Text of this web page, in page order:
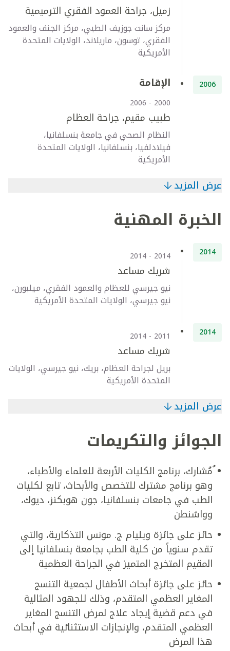
زميل، جراحة العمود الفقري الترميمية
مركز سانت جوزيف الطبي، مركز الجنف والعمود
الفقري، توسون، ماريلاند، الولايات المتحدة
الأمريكية
2006 الإقامة
2000 - 2006
طبيب مقيم، جراحة العظام
النظام الصحي في جامعة بنسلفانيا،
فيلادلفيا، بنسلفانيا، الولايات المتحدة
الأمريكية
عرض المزيد
الخبرة المهنية
2014
2014 - 2014
شريك مساعد
نيو جيرسي للعظام والعمود الفقري، ميلبورن،
نيو جيرسي، الولايات المتحدة الأمريكية
2014
2011 - 2014
شريك مساعد
بريل لجراحة العظام، بريك، نيو جيرسي، الولايات
المتحدة الأمريكية
عرض المزيد
الجوائز والتكريمات
ُمُشارك، برنامج الكليات الأربعة للعلماء والأطباء،
وهو برنامج مشترك للتخصص والأبحاث، تابع لكليات
الطب في جامعات بنسلفانيا، جون هوبكنز، ديوك،
وواشنطن
حائز على جائزة ويليام ج. مونس التذكارية، والتي
تقدم سنوياً من كلية الطب بجامعة بنسلفانيا إلى
المقيم المتخرج المتميز في الجراحة العظمية
حائز على جائزة أبحاث الأطفال لجمعية التنسج
المغاير العظمي المتقدم، وذلك للجهود المثالية
في دعم قضية إيجاد علاج لمرض التنسج المغاير
العظمي المتقدم، والإنجازات الاستثنائية في أبحاث
هذا المرض